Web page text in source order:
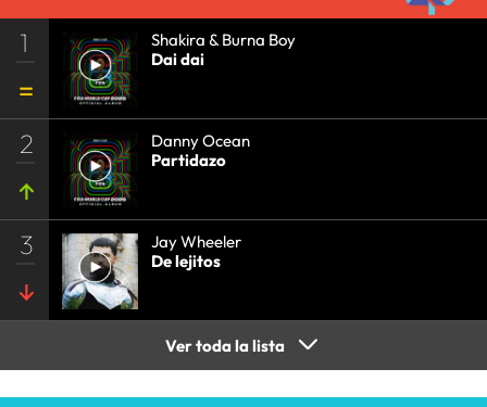
1
Shakira & Burna Boy
Dai dai
2
Danny Ocean
Partidazo
3
Jay Wheeler
De lejitos
Ver toda la lista